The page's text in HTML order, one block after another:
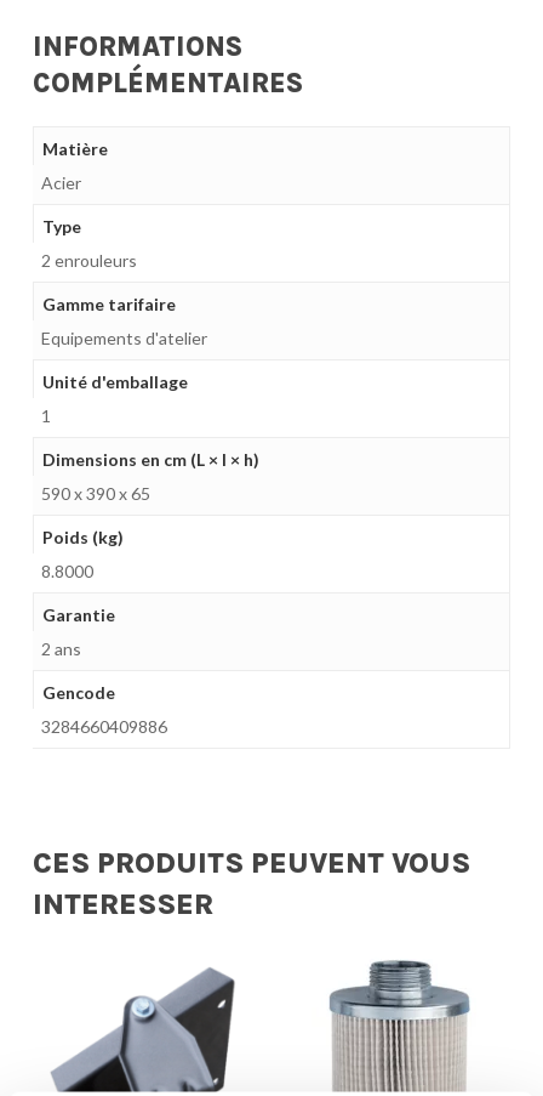
INFORMATIONS
COMPLÉMENTAIRES
Matière
Acier
Type
2 enrouleurs
Gamme tarifaire
Equipements d'atelier
Unité d'emballage
1
Dimensions en cm (L × l × h)
590 x 390 x 65
Poids (kg)
8.8000
Garantie
2 ans
Gencode
3284660409886
CES PRODUITS PEUVENT VOUS
INTERESSER